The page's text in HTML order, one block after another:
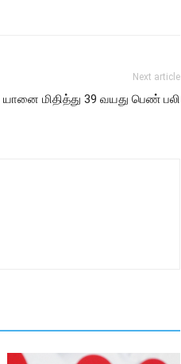
Next article
யானை மிதித்து 39 வயது பெண் பலி